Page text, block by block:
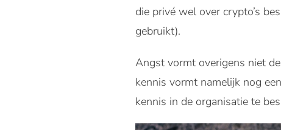
die privé wel over crypto’s
gebruikt).
Angst vormt overigens niet
kennis vormt namelijk nog
kennis in de organisatie te